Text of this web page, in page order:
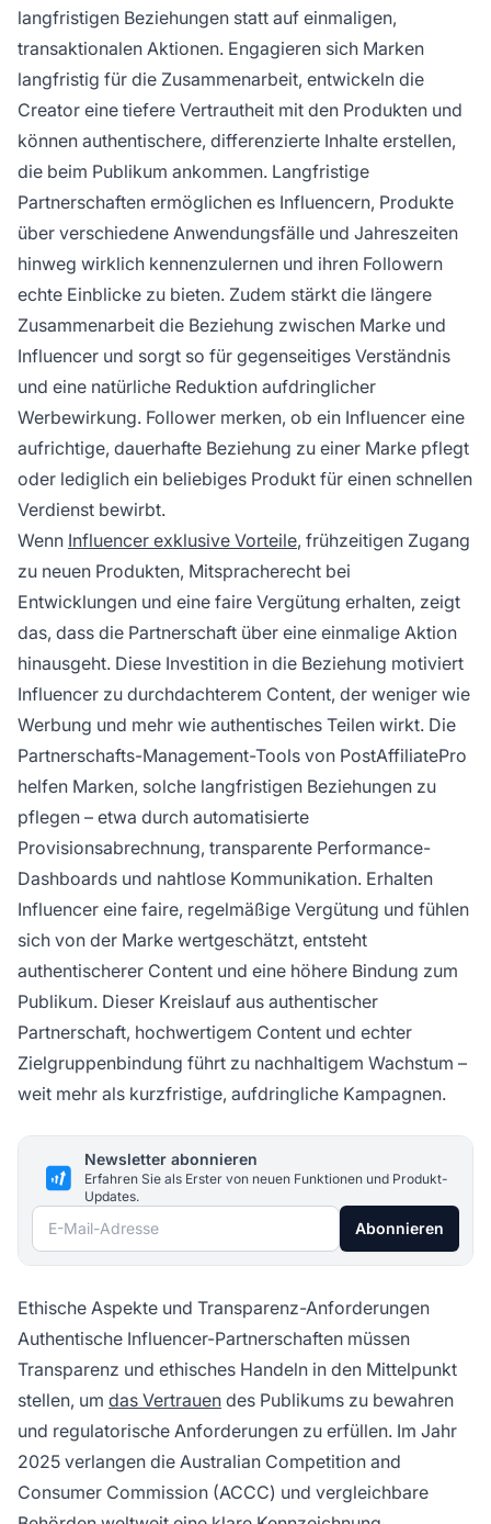
langfristigen Beziehungen statt auf einmaligen,
transaktionalen Aktionen. Engagieren sich Marken
langfristig für die Zusammenarbeit, entwickeln die
Creator eine tiefere Vertrautheit mit den Produkten und
können authentischere, differenzierte Inhalte erstellen,
die beim Publikum ankommen. Langfristige
Partnerschaften ermöglichen es Influencern, Produkte
über verschiedene Anwendungsfälle und Jahreszeiten
hinweg wirklich kennenzulernen und ihren Followern
echte Einblicke zu bieten. Zudem stärkt die längere
Zusammenarbeit die Beziehung zwischen Marke und
Influencer und sorgt so für gegenseitiges Verständnis
und eine natürliche Reduktion aufdringlicher
Werbewirkung. Follower merken, ob ein Influencer eine
aufrichtige, dauerhafte Beziehung zu einer Marke pflegt
oder lediglich ein beliebiges Produkt für einen schnellen
Verdienst bewirbt.
Wenn Influencer exklusive Vorteile, frühzeitigen Zugang
zu neuen Produkten, Mitspracherecht bei
Entwicklungen und eine faire Vergütung erhalten, zeigt
das, dass die Partnerschaft über eine einmalige Aktion
hinausgeht. Diese Investition in die Beziehung motiviert
Influencer zu durchdachterem Content, der weniger wie
Werbung und mehr wie authentisches Teilen wirkt. Die
Partnerschafts-Management-Tools von PostAffiliatePro
helfen Marken, solche langfristigen Beziehungen zu
pflegen – etwa durch automatisierte
Provisionsabrechnung, transparente Performance-
Dashboards und nahtlose Kommunikation. Erhalten
Influencer eine faire, regelmäßige Vergütung und fühlen
sich von der Marke wertgeschätzt, entsteht
authentischerer Content und eine höhere Bindung zum
Publikum. Dieser Kreislauf aus authentischer
Partnerschaft, hochwertigem Content und echter
Zielgruppenbindung führt zu nachhaltigem Wachstum –
weit mehr als kurzfristige, aufdringliche Kampagnen.
Newsletter abonnieren
Erfahren Sie als Erster von neuen Funktionen und Produkt-
Updates.
E-Mail-Adresse Abonnieren
Ethische Aspekte und Transparenz-Anforderungen
Authentische Influencer-Partnerschaften müssen
Transparenz und ethisches Handeln in den Mittelpunkt
stellen, um das Vertrauen des Publikums zu bewahren
und regulatorische Anforderungen zu erfüllen. Im Jahr
2025 verlangen die Australian Competition and
Consumer Commission (ACCC) und vergleichbare